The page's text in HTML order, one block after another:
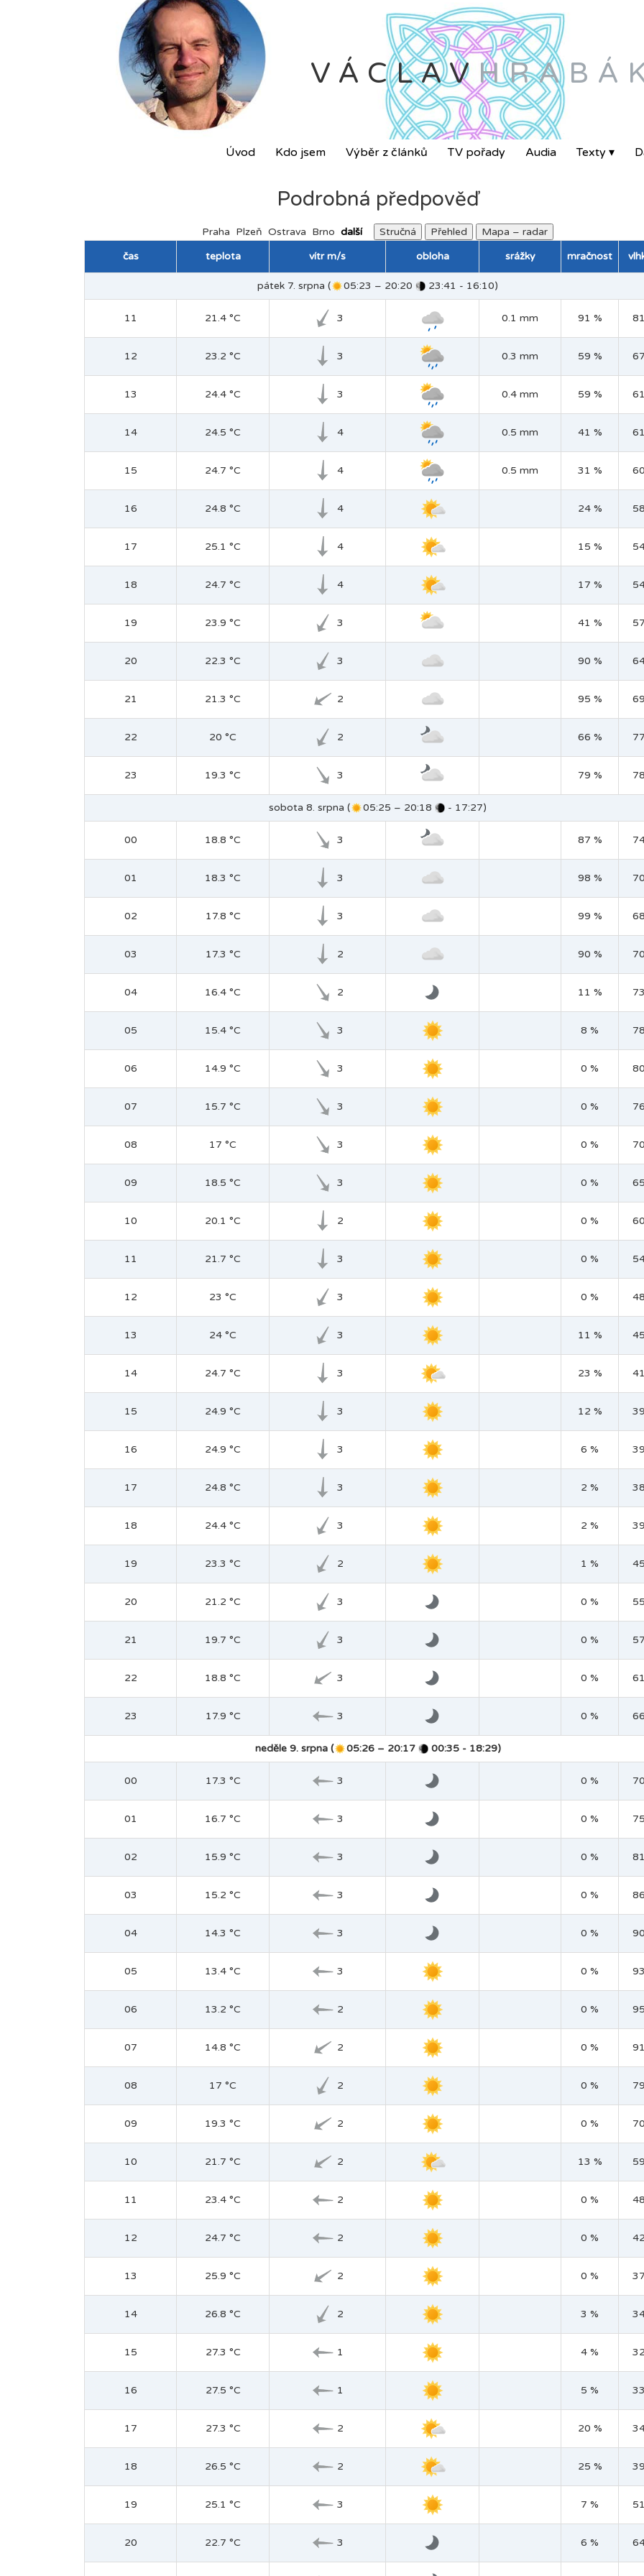
VÁCLAV
Úvod Kdo jsem Výběr z článků TV pořady Audia Texty ▾
Podrobná předpověď
Praha Plzeň Ostrava Brno další Stručná Přehled
Mapa – radar
čas
teplota vítr m/s obloha srážky mračnost
pátek 7. srpna ( 05:23 – 20:20 23:41 - 16:10)
11 21.4 °C 3 0.1 mm 91 %
12 23.2 °C 3 0.3 mm 59 %
13 24.4 °C 3 0.4 mm 59 %
14 24.5 °C 4 0.5 mm 41 %
15 24.7 °C 4 0.5 mm 31 %
16 24.8 °C 4 24 %
17 25.1 °C 4 15 %
18 24.7 °C 4 17 %
19 23.9 °C 3 41 %
20 22.3 °C 3 90 %
21 21.3 °C 2 95 %
22 20 °C 2 66 %
23 19.3 °C 3 79 %
sobota 8. srpna ( 05:25 – 20:18 - 17:27)
00 18.8 °C 3 87 %
01 18.3 °C 3 98 %
02 17.8 °C 3 99 %
03 17.3 °C 2 90 %
04 16.4 °C 2 11 %
05 15.4 °C 3 8 %
06 14.9 °C 3 0 %
07 15.7 °C 3 0 %
08 17 °C 3 0 %
09 18.5 °C 3 0 %
10 20.1 °C 2 0 %
11 21.7 °C 3 0 %
12 23 °C 3 0 %
13 24 °C 3 11 %
14 24.7 °C 3 23 %
15 24.9 °C 3 12 %
16 24.9 °C 3 6 %
17 24.8 °C 3 2 %
18 24.4 °C 3 2 %
19 23.3 °C 2 1 %
20 21.2 °C 3 0 %
21 19.7 °C 3 0 %
22 18.8 °C 3 0 %
23 17.9 °C 3 0 %
neděle 9. srpna ( 05:26 – 20:17 00:35 - 18:29)
00 17.3 °C 3 0 %
01 16.7 °C 3 0 %
02 15.9 °C 3 0 %
03 15.2 °C 3 0 %
04 14.3 °C 3 0 %
05 13.4 °C 3 0 %
06 13.2 °C 2 0 %
07 14.8 °C 2 0 %
08 17 °C 2 0 %
09 19.3 °C 2 0 %
10 21.7 °C 2 13 %
11 23.4 °C 2 0 %
12 24.7 °C 2 0 %
13 25.9 °C 2 0 %
14 26.8 °C 2 3 %
15 27.3 °C 1 4 %
16 27.5 °C 1 5 %
17 27.3 °C 2 20 %
18 26.5 °C 2 25 %
19 25.1 °C 3 7 %
20 22.7 °C 3 6 %